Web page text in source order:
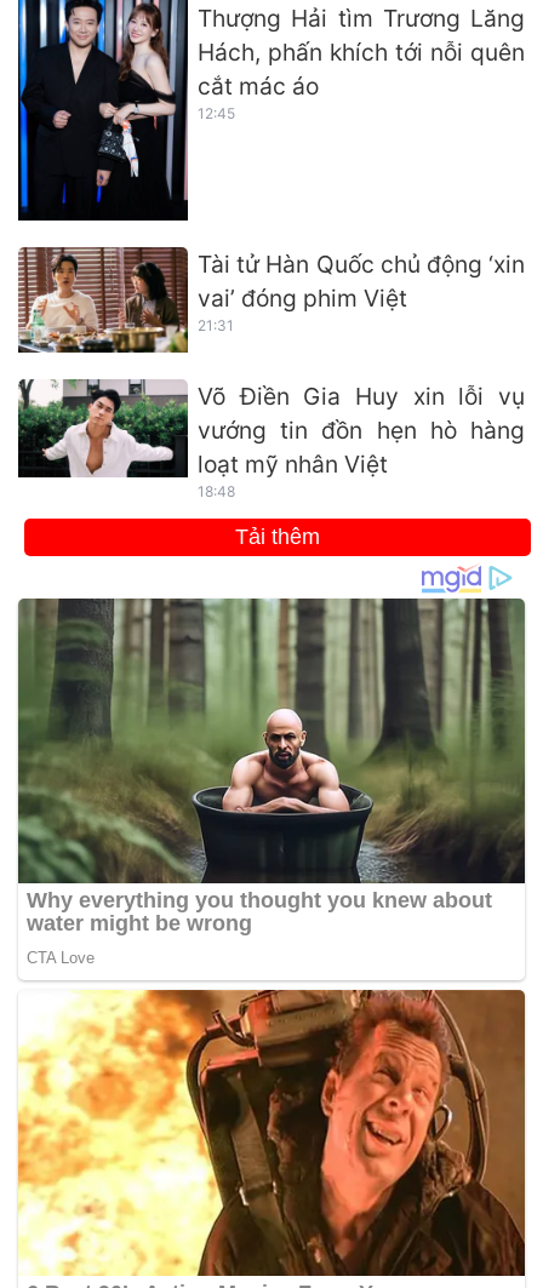
Thượng Hải tìm Trương Lăng
Hách, phấn khích tới nỗi quên
cắt mác áo
12:45
Tài tử Hàn Quốc chủ động ‘xin
vai’ đóng phim Việt
21:31
Võ Điền Gia Huy xin lỗi vụ
vướng tin đồn hẹn hò hàng
loạt mỹ nhân Việt
18:48
Tải thêm